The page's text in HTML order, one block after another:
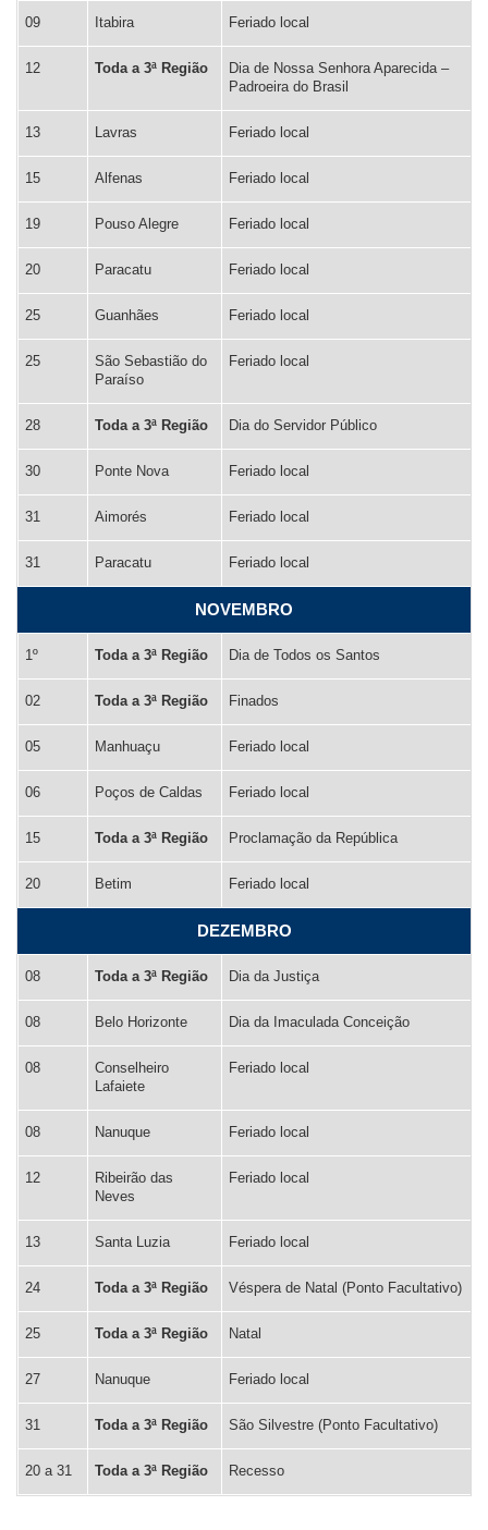
09 Itabira Feriado local
12 Toda a 3ª Região
Dia de Nossa Senhora Aparecida –
Padroeira do Brasil
13 Lavras Feriado local
15 Alfenas Feriado local
19 Pouso Alegre Feriado local
20 Paracatu Feriado local
25 Guanhães Feriado local
25
São Sebastião do
Paraíso
Feriado local
28 Toda a 3ª Região Dia do Servidor Público
30 Ponte Nova Feriado local
31 Aimorés Feriado local
31 Paracatu Feriado local
NOVEMBRO
1º Toda a 3ª Região Dia de Todos os Santos
02 Toda a 3ª Região Finados
05 Manhuaçu Feriado local
06 Poços de Caldas Feriado local
15 Toda a 3ª Região Proclamação da República
20 Betim Feriado local
DEZEMBRO
08 Toda a 3ª Região Dia da Justiça
08 Belo Horizonte Dia da Imaculada Conceição
08
Conselheiro
Lafaiete
Feriado local
08 Nanuque Feriado local
12
Ribeirão das
Neves
Feriado local
13 Santa Luzia Feriado local
24 Toda a 3ª Região Véspera de Natal (Ponto Facultativo)
25 Toda a 3ª Região Natal
27 Nanuque Feriado local
31 Toda a 3ª Região São Silvestre (Ponto Facultativo)
20 a 31 Toda a 3ª Região Recesso